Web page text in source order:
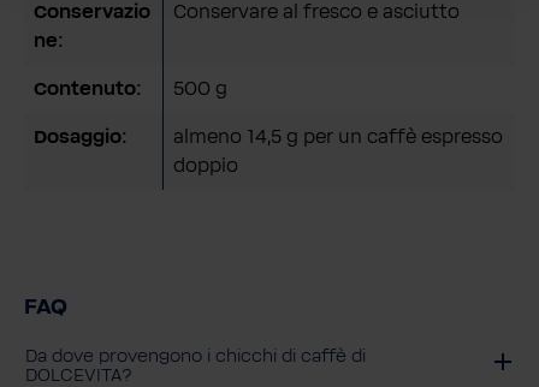
Conservazio
ne:
Conservare al fresco e asciutto
Contenuto: 500 g
Dosaggio:
almeno 14,5 g per un caffè espresso
doppio
FAQ
Da dove provengono i chicchi di caffè di
DOLCEVITA?